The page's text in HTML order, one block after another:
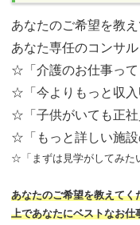
あなたのご希望を教
あなた専任のコンサ
☆「介護のお仕事って
☆「今よりもっと収入
☆「子供がいても正社
☆「もっと詳しい施設
☆「まずは見学がしてみた
あなたのご希望を教えてく
上であなたにベストなお仕